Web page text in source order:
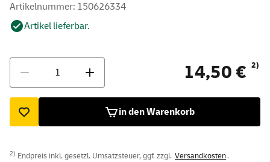
Artikelnummer: 150626334
Artikel lieferbar.
14,50 € 2)
in den Warenkorb
2) Endpreis inkl. gesetzl. Umsatzsteuer, ggf. zzgl. Versandkosten.